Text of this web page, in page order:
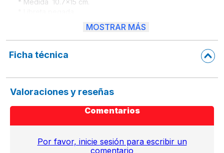
* Medida  10.7x15 cm.
* Multifuncional, ideal para cargar a cualquier lado.
MOSTRAR MÁS
Ficha técnica
Valoraciones y reseñas
Comentarios
Por favor, inicie sesión para escribir un
comentario